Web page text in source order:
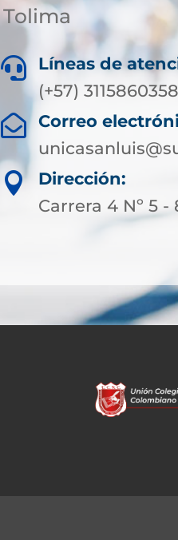
Tolima

Líneas de
(+57) 3115860358

Correo

Dirección:
Carrera 4 Nº 5